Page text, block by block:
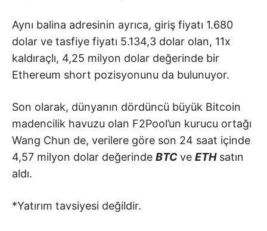
Aynı balina adresinin ayrıca, giriş fiyatı 1.680
dolar ve tasfiye fiyatı 5.134,3 dolar olan, 11x
kaldıraçlı, 4,25 milyon dolar değerinde bir
Ethereum short pozisyonunu da bulunuyor.
Son olarak, dünyanın dördüncü büyük Bitcoin
madencilik havuzu olan F2Pool’un kurucu ortağı
Wang Chun de, verilere göre son 24 saat içinde
4,57 milyon dolar değerinde BTCve ETHsatın
aldı.
*Yatırım tavsiyesi değildir.